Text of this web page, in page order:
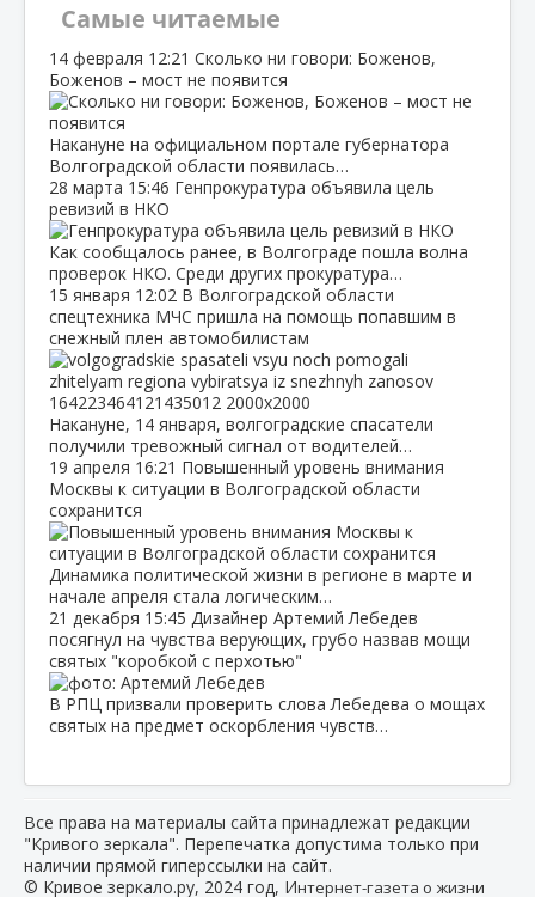
Самые читаемые
14 февраля 12:21 Сколько ни говори: Боженов,
Боженов – мост не появится
Накануне на официальном портале губернатора
Волгоградской области появилась…
28 марта 15:46 Генпрокуратура объявила цель
ревизий в НКО
Как сообщалось ранее, в Волгограде пошла волна
проверок НКО. Среди других прокуратура…
15 января 12:02 В Волгоградской области
спецтехника МЧС пришла на помощь попавшим в
снежный плен автомобилистам
Накануне, 14 января, волгоградские спасатели
получили тревожный сигнал от водителей…
19 апреля 16:21 Повышенный уровень внимания
Москвы к ситуации в Волгоградской области
сохранится
Динамика политической жизни в регионе в марте и
начале апреля стала логическим…
21 декабря 15:45 Дизайнер Артемий Лебедев
посягнул на чувства верующих, грубо назвав мощи
святых "коробкой с перхотью"
В РПЦ призвали проверить слова Лебедева о мощах
святых на предмет оскорбления чувств…
Все права на материалы сайта принадлежат редакции
"Кривого зеркала". Перепечатка допустима только при
наличии прямой гиперссылки на сайт.
© Кривое зеркало.ру, 2024 год, Интернет-газета о жизни